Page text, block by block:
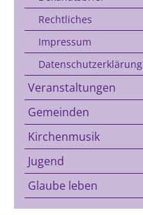
Rechtliches
Impressum
Datenschutzerklärung
Veranstaltungen
Gemeinden
Kirchenmusik
Jugend
Glaube leben